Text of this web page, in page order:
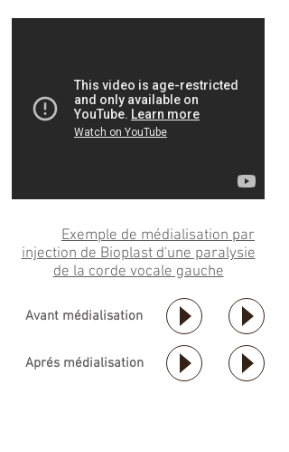
Exemple de médialisation par
injection de Bioplast d'une paralysie
de la corde vocale gauche
Avant médialisation
Aprés médialisation